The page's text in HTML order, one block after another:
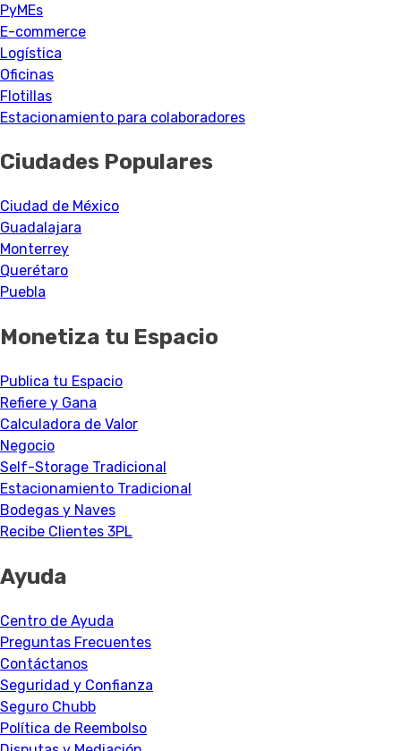
PyMEs
E-commerce
Logística
Oficinas
Flotillas
Estacionamiento para colaboradores
Ciudades Populares
Ciudad de México
Guadalajara
Monterrey
Querétaro
Puebla
Monetiza tu Espacio
Publica tu Espacio
Refiere y Gana
Calculadora de Valor
Negocio
Self-Storage Tradicional
Estacionamiento Tradicional
Bodegas y Naves
Recibe Clientes 3PL
Ayuda
Centro de Ayuda
Preguntas Frecuentes
Contáctanos
Seguridad y Confianza
Seguro Chubb
Política de Reembolso